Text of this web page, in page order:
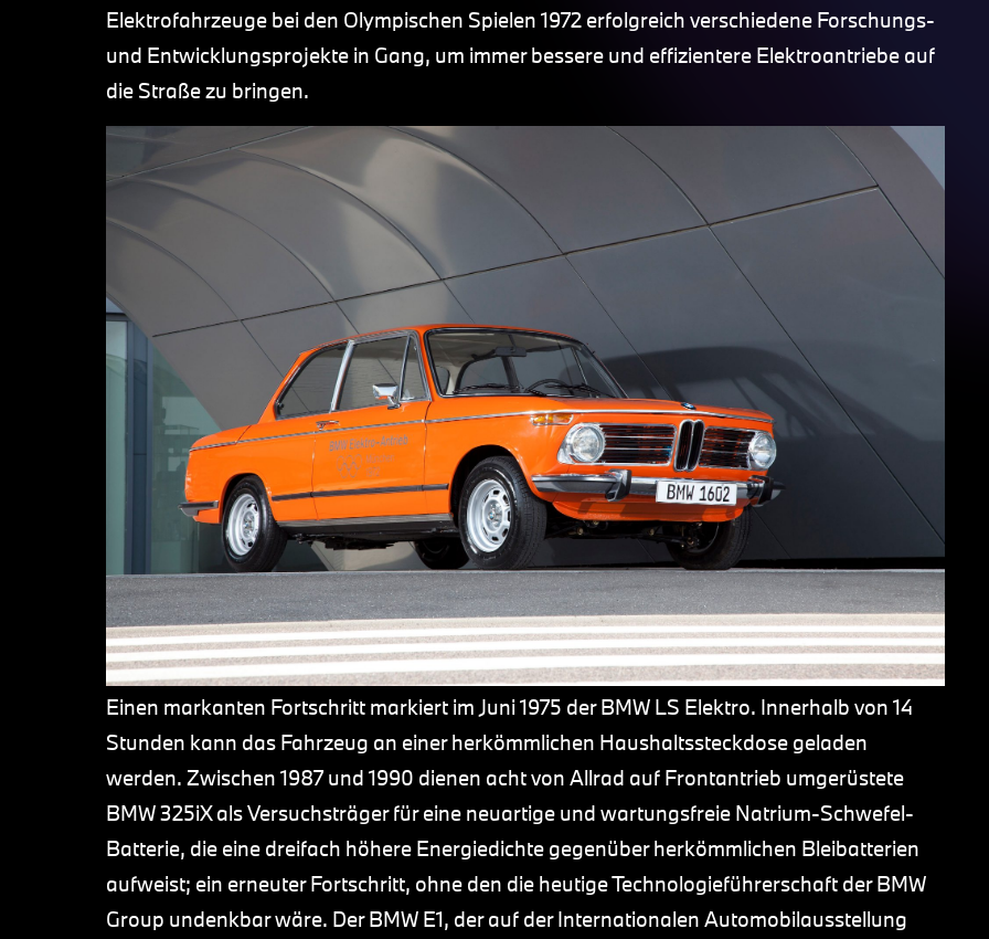
Elektrofahrzeuge bei den Olympischen Spielen 1972 erfolgreich verschiedene Forschungs-
und Entwicklungsprojekte in Gang, um immer bessere und effizientere Elektroantriebe auf
die Straße zu bringen.
Einen markanten Fortschritt markiert im Juni 1975 der BMW LS Elektro. Innerhalb von 14
Stunden kann das Fahrzeug an einer herkömmlichen Haushaltssteckdose geladen
werden. Zwischen 1987 und 1990 dienen acht von Allrad auf Frontantrieb umgerüstete
BMW 325iX als Versuchsträger für eine neuartige und wartungsfreie Natrium-Schwefel-
Batterie, die eine dreifach höhere Energiedichte gegenüber herkömmlichen Bleibatterien
aufweist; ein erneuter Fortschritt, ohne den die heutige Technologieführerschaft der BMW
Group undenkbar wäre. Der BMW E1, der auf der Internationalen Automobilausstellung